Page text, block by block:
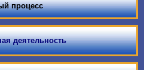
процесс
деятельность